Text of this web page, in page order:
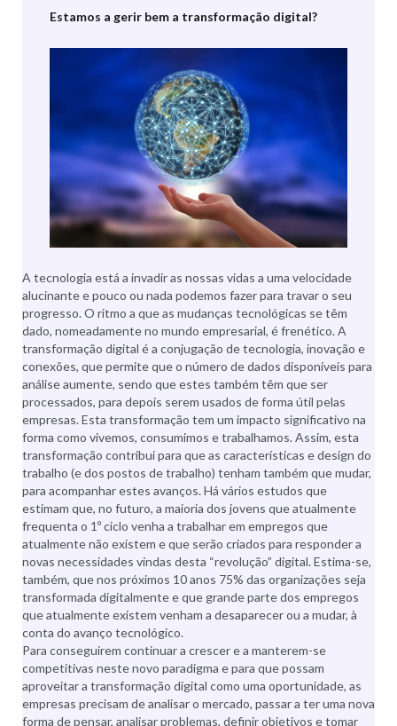
Estamos a gerir bem a transformação digital?
A tecnologia está a invadir as nossas vidas a uma velocidade
alucinante e pouco ou nada podemos fazer para travar o seu
progresso. O ritmo a que as mudanças tecnológicas se têm
dado, nomeadamente no mundo empresarial, é frenético. A
transformação digital é a conjugação de tecnologia, inovação e
conexões, que permite que o número de dados disponíveis para
análise aumente, sendo que estes também têm que ser
processados, para depois serem usados de forma útil pelas
empresas. Esta transformação tem um impacto significativo na
forma como vivemos, consumimos e trabalhamos. Assim, esta
transformação contribui para que as características e design do
trabalho (e dos postos de trabalho) tenham também que mudar,
para acompanhar estes avanços. Há vários estudos que
estimam que, no futuro, a maioria dos jovens que atualmente
frequenta o 1º ciclo venha a trabalhar em empregos que
atualmente não existem e que serão criados para responder a
novas necessidades vindas desta “revolução” digital. Estima-se,
também, que nos próximos 10 anos 75% das organizações seja
transformada digitalmente e que grande parte dos empregos
que atualmente existem venham a desaparecer ou a mudar, à
conta do avanço tecnológico.
Para conseguirem continuar a crescer e a manterem-se
competitivas neste novo paradigma e para que possam
aproveitar a transformação digital como uma oportunidade, as
empresas precisam de analisar o mercado, passar a ter uma nova
forma de pensar, analisar problemas, definir objetivos e tomar